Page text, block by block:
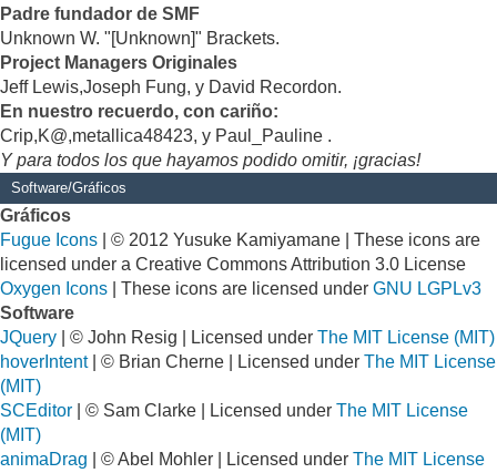
Padre fundador de SMF
Unknown W. "[Unknown]" Brackets.
Project Managers Originales
Jeff Lewis,Joseph Fung, y David Recordon.
En nuestro recuerdo, con cariño:
Crip,K@,metallica48423, y Paul_Pauline .
Y para todos los que hayamos podido omitir, ¡gracias!
Software/Gráficos
Gráficos
Fugue Icons | © 2012 Yusuke Kamiyamane | These icons are
licensed under a Creative Commons Attribution 3.0 License
Oxygen Icons | These icons are licensed under GNU LGPLv3
Software
JQuery | © John Resig | Licensed under The MIT License (MIT)
hoverIntent| © Brian Cherne | Licensed under The MIT License
(MIT)
SCEditor | © Sam Clarke | Licensed under The MIT License
(MIT)
animaDrag | © Abel Mohler | Licensed under The MIT License